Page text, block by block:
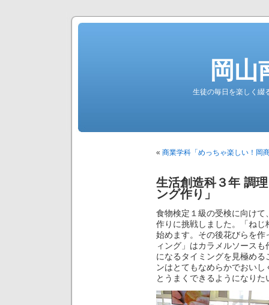
岡山
生徒の毎日を楽しく綴
« 商業学科「めっちゃ楽しい！岡
生活創造科３年 調
ング作り」
食物検定１級の受検に向け
作りに挑戦しました。「ね
始めます。その後花びらを
ィング」はカラメルソース
になるタイミングを見極め
ンはとてもなめらかでおい
とうまくできるようになりた